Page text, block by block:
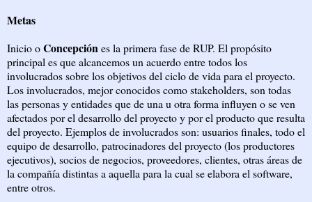
Metas
Inicio oConcepciónes la primera fase de RUP. El propósito
principal es que alcancemos un acuerdo entre todos los
involucrados sobre los objetivos del ciclo de vida para el proyecto.
Los involucrados, mejor conocidos como stakeholders, son todas
las personas y entidades que de una u otra forma influyen o se ven
afectados por el desarrollo del proyecto y por el producto que resulta
del proyecto. Ejemplos de involucrados son: usuarios finales, todo el
equipo de desarrollo, patrocinadores del proyecto (los productores
ejecutivos), socios de negocios, proveedores, clientes, otras áreas de
la compañía distintas a aquella para la cual se elabora el software,
entre otros.